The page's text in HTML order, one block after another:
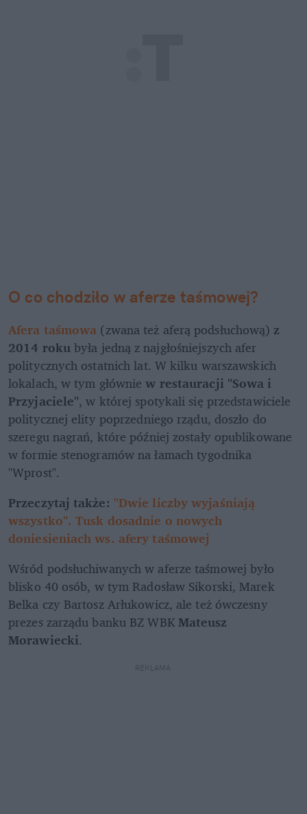
O co chodziło w aferze taśmowej?
Afera taśmowa (zwana też aferą podsłuchową) z
2014 roku była jedną z najgłośniejszych afer
politycznych ostatnich lat. W kilku warszawskich
lokalach, w tym głównie w restauracji "Sowa i
Przyjaciele", w której spotykali się przedstawiciele
politycznej elity poprzedniego rządu, doszło do
szeregu nagrań, które później zostały opublikowane
w formie stenogramów na łamach tygodnika
"Wprost".
Przeczytaj także: "Dwie liczby wyjaśniają
wszystko". Tusk dosadnie o nowych
doniesieniach ws. afery taśmowej
Wśród podsłuchiwanych w aferze taśmowej było
blisko 40 osób, w tym Radosław Sikorski, Marek
Belka czy Bartosz Arłukowicz, ale też ówczesny
prezes zarządu banku BZ WBK Mateusz
Morawiecki.
REKLAMA